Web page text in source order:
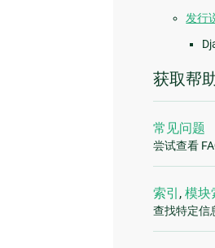
发行
获取帮
常见问题
尝试查看
索引 ,模块
查找特定信